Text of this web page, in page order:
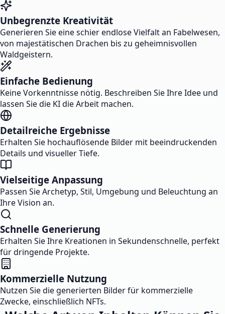
Unbegrenzte Kreativität
Generieren Sie eine schier endlose Vielfalt an Fabelwesen,
von majestätischen Drachen bis zu geheimnisvollen
Waldgeistern.
Einfache Bedienung
Keine Vorkenntnisse nötig. Beschreiben Sie Ihre Idee und
lassen Sie die KI die Arbeit machen.
Detailreiche Ergebnisse
Erhalten Sie hochauflösende Bilder mit beeindruckenden
Details und visueller Tiefe.
Vielseitige Anpassung
Passen Sie Archetyp, Stil, Umgebung und Beleuchtung an
Ihre Vision an.
Schnelle Generierung
Erhalten Sie Ihre Kreationen in Sekundenschnelle, perfekt
für dringende Projekte.
Kommerzielle Nutzung
Nutzen Sie die generierten Bilder für kommerzielle
Zwecke, einschließlich NFTs.